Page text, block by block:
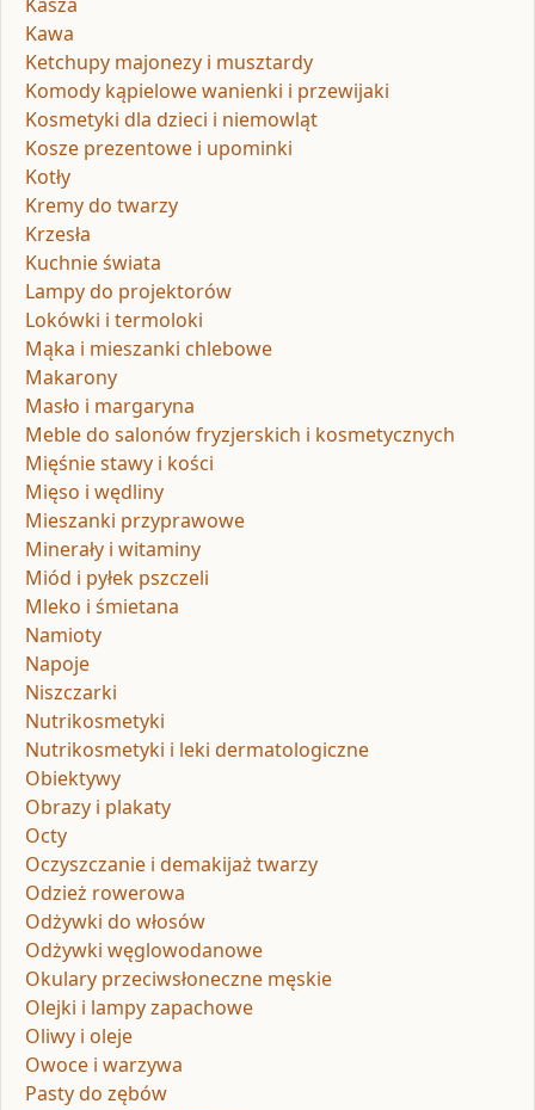
Kawa
Ketchupy majonezy i musztardy
Komody kąpielowe wanienki i przewijaki
Kosmetyki dla dzieci i niemowląt
Kosze prezentowe i upominki
Kotły
Kremy do twarzy
Krzesła
Kuchnie świata
Lampy do projektorów
Lokówki i termoloki
Mąka i mieszanki chlebowe
Makarony
Masło i margaryna
Meble do salonów fryzjerskich i kosmetycznych
Mięśnie stawy i kości
Mięso i wędliny
Mieszanki przyprawowe
Minerały i witaminy
Miód i pyłek pszczeli
Mleko i śmietana
Namioty
Napoje
Niszczarki
Nutrikosmetyki
Nutrikosmetyki i leki dermatologiczne
Obiektywy
Obrazy i plakaty
Octy
Oczyszczanie i demakijaż twarzy
Odzież rowerowa
Odżywki do włosów
Odżywki węglowodanowe
Okulary przeciwsłoneczne męskie
Olejki i lampy zapachowe
Oliwy i oleje
Owoce i warzywa
Pasty do zębów